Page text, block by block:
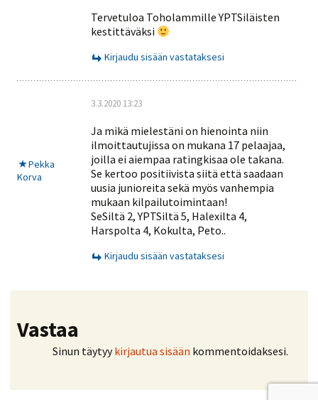
Tervetuloa Toholammille YPTSiläisten
kestittäväksi
Kirjaudu sisään vastataksesi
Pekka
Korva
3.3.2020 13:23
Ja mikä mielestäni on hienointa niin
ilmoittautujissa on mukana 17 pelaajaa,
joilla ei aiempaa ratingkisaa ole takana.
Se kertoo positiivista siitä että saadaan
uusia junioreita sekä myös vanhempia
mukaan kilpailutoimintaan!
SeSiltä 2, YPTSiltä 5, Halexilta 4,
Harspolta 4, Kokulta, Peto..
Kirjaudu sisään vastataksesi
Vastaa
Sinun täytyykirjautua sisään kommentoidaksesi.